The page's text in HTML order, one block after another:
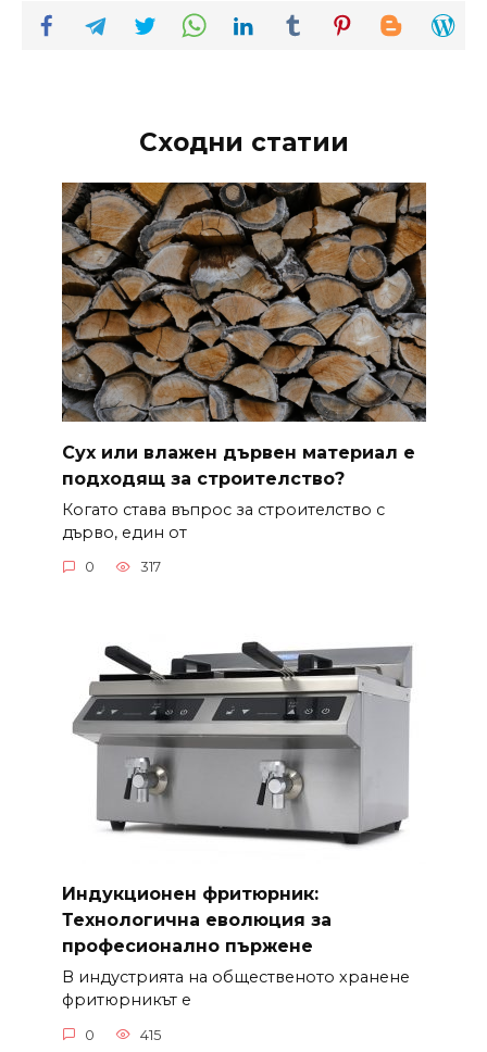
Сходни статии
Сух или влажен дървен материал е
подходящ за строителство?
Когато става въпрос за строителство с
дърво, един от
0 317
Индукционен фритюрник:
Технологична еволюция за
професионално пържене
В индустрията на общественото хранене
фритюрникът е
0 415